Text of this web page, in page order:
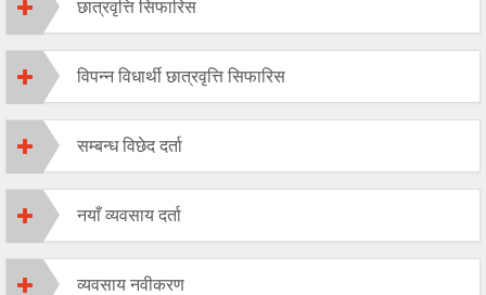
छात्रवृत्ति सिफारिस
विपन्न विधार्थी छात्रवृत्ति सिफारिस
सम्बन्ध विछेद दर्ता
नयाँ व्यवसाय दर्ता
व्यवसाय नवीकरण